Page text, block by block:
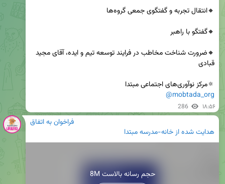
🔅مرکز نوآوری‌های اجتماعی مبتدا
@mobtada_org
286 ۱۸:۵۶
فراخوان به اتفاق
هدایت شده ازخانه-مدرسه مبتدا
8M حجم رسانه بالاست